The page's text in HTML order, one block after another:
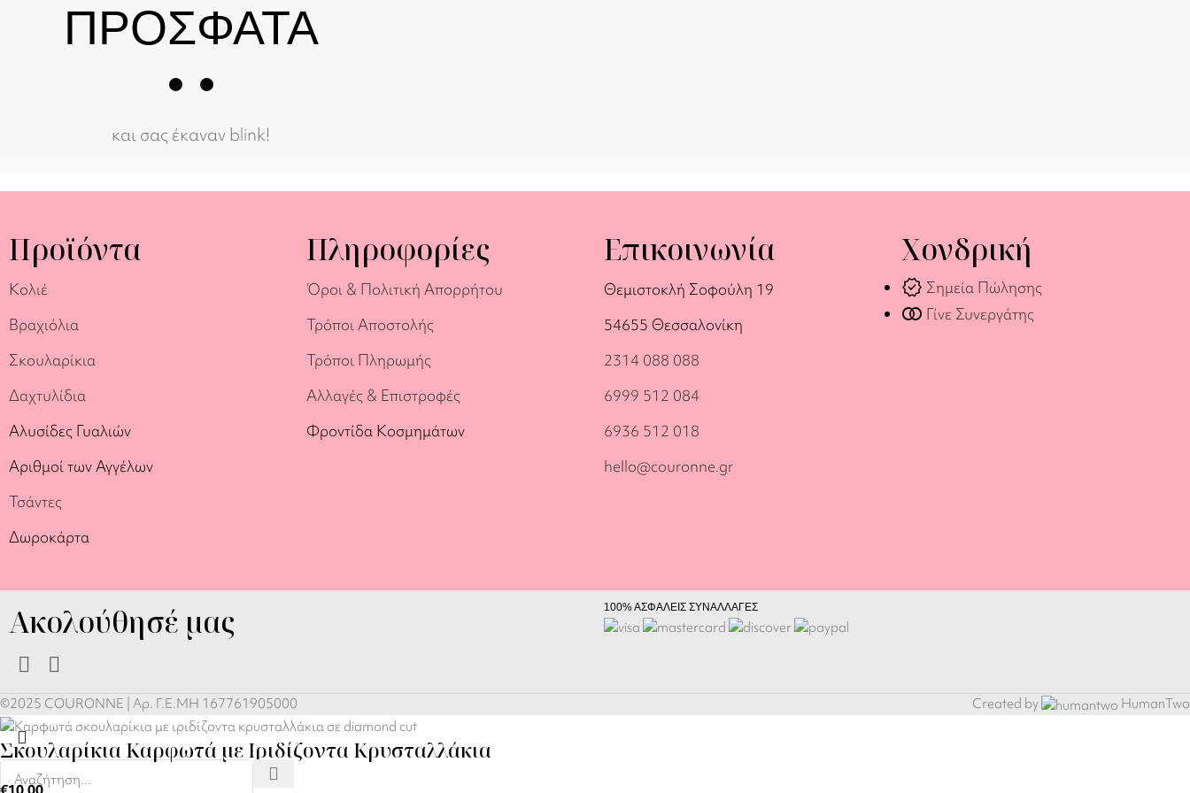
ΠΡΟΣΦΑΤΑ
και σας έκαναν blink!
Προϊόντα
Κολιέ
Βραχιόλια
Σκουλαρίκια
Δαχτυλίδια
Αλυσίδες Γυαλιών
Αριθμοί των Αγγέλων
Τσάντες
Δωροκάρτα
Πληροφορίες
Όροι & Πολιτική Απορρήτου
Τρόποι Αποστολής
Τρόποι Πληρωμής
Αλλαγές & Επιστροφές
Φροντίδα Κοσμημάτων
Επικοινωνία
Θεμιστοκλή Σοφούλη 19
54655 Θεσσαλονίκη
2314 088 088
6999 512 084
6936 512 018
hello@couronne.gr
Χονδρική
verified Σημεία Πώλησης
join_full Γίνε Συνεργάτης
Ακολούθησέ μας 100% ΑΣΦΑΛΕΙΣ ΣΥΝΑΛΛΑΓΕΣ
©2025 COURONNE | Αρ. Γ.Ε.ΜΗ 167761905000 Created by HumanTwo
Σκουλαρίκια Καρφωτά με Ιριδίζοντα Κρυσταλλάκια